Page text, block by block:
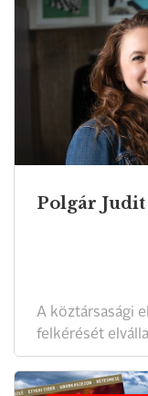
Polgár
A köztársasági
felkérését